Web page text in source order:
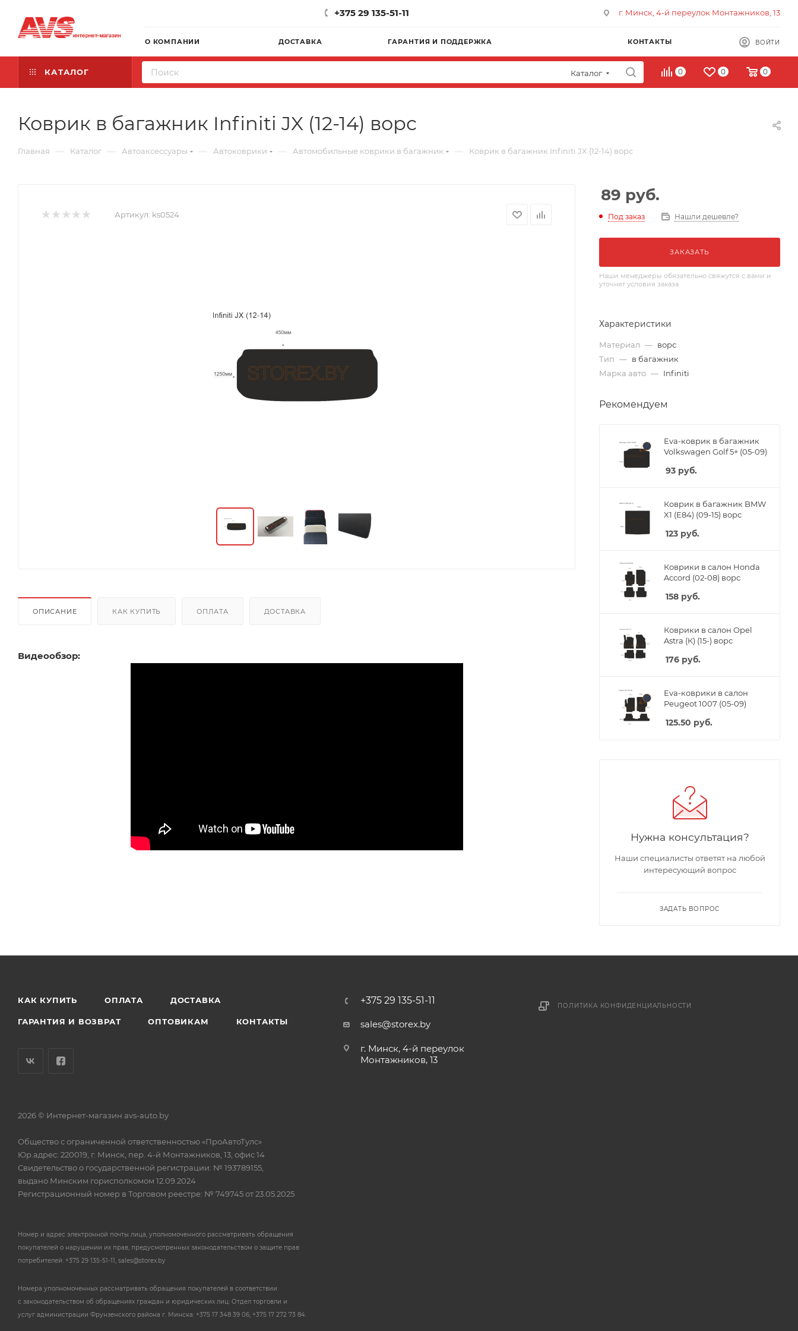
+375 29 135-51-11 г. Минск, 4-й переулок Монтажников, 13
О КОМПАНИИ ДОСТАВКА ГАРАНТИЯ И ПОДДЕРЖКА КОНТАКТЫ ВОЙТИ
КАТАЛОГ Каталог 0 0 0
Коврик в багажник Infiniti JX (12-14) ворс
Главная — Каталог — Автоаксессуары — Автоковрики — Автомобильные коврики в багажник — Коврик в багажник Infiniti JX (12-14) ворс
Артикул: ks0524
ОПИСАНИЕ КАК КУПИТЬ ОПЛАТА ДОСТАВКА
Видеообзор:
89 руб.
Под заказ Нашли дешевле?
ЗАКАЗАТЬ
Наши менеджеры обязательно свяжутся с вами и
уточнят условия заказа
Характеристики
Материал — ворс
Тип — в багажник
Марка авто — Infiniti
Рекомендуем
Eva-коврик в багажник
Volkswagen Golf 5+ (05-09)
93 руб.
Коврик в багажник BMW
X1 (E84) (09-15) ворс
123 руб.
Коврики в салон Honda
Accord (02-08) ворс
158 руб.
Коврики в салон Opel
Astra (К) (15-) ворс
176 руб.
Eva-коврики в салон
Peugeot 1007 (05-09)
125.50 руб.
Нужна консультация?
Наши специалисты ответят на любой
интересующий вопрос
ЗАДАТЬ ВОПРОС
КАК КУПИТЬ ОПЛАТА ДОСТАВКА
ГАРАНТИЯ И ВОЗВРАТ ОПТОВИКАМ КОНТАКТЫ
+375 29 135-51-11
sales@storex.by
г. Минск, 4-й переулок
Монтажников, 13
ПОЛИТИКА КОНФИДЕНЦИАЛЬНОСТИ
2026 © Интернет-магазин avs-auto.by
Общество с ограниченной ответственностью «ПроАвтоТулс»
Юр.адрес: 220019, г. Минск, пер. 4-й Монтажников, 13, офис 14
Свидетельство о государственной регистрации: № 193789155,
выдано Минским горисполкомом 12.09.2024
Регистрационный номер в Торговом реестре: № 749745 от 23.05.2025
Номер и адрес электронной почты лица, уполномоченного рассматривать обращения
покупателей о нарушении их прав, предусмотренных законодательством о защите прав
потребителей: +375 29 135-51-11, sales@storex.by
Номера уполномоченных рассматривать обращения покупателей в соответствии
с законодательством об обращениях граждан и юридических лиц: Отдел торговли и
услуг администрации Фрунзенского района г. Минска: +375 17 348 39 06, +375 17 272 73 84.